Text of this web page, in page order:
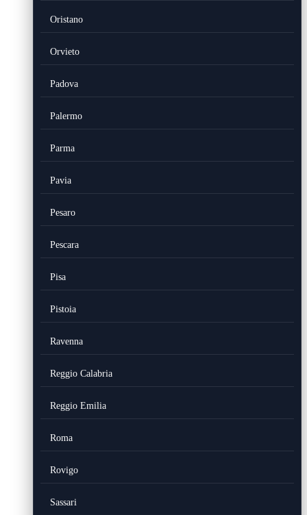
Oristano
Orvieto
Padova
Palermo
Parma
Pavia
Pesaro
Pescara
Pisa
Pistoia
Ravenna
Reggio Calabria
Reggio Emilia
Roma
Rovigo
Sassari